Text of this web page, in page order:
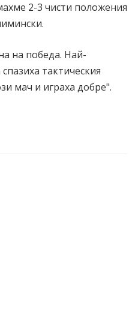
2-3 чисти положения
на победа. Най-
тактическия
мач и играха добре".